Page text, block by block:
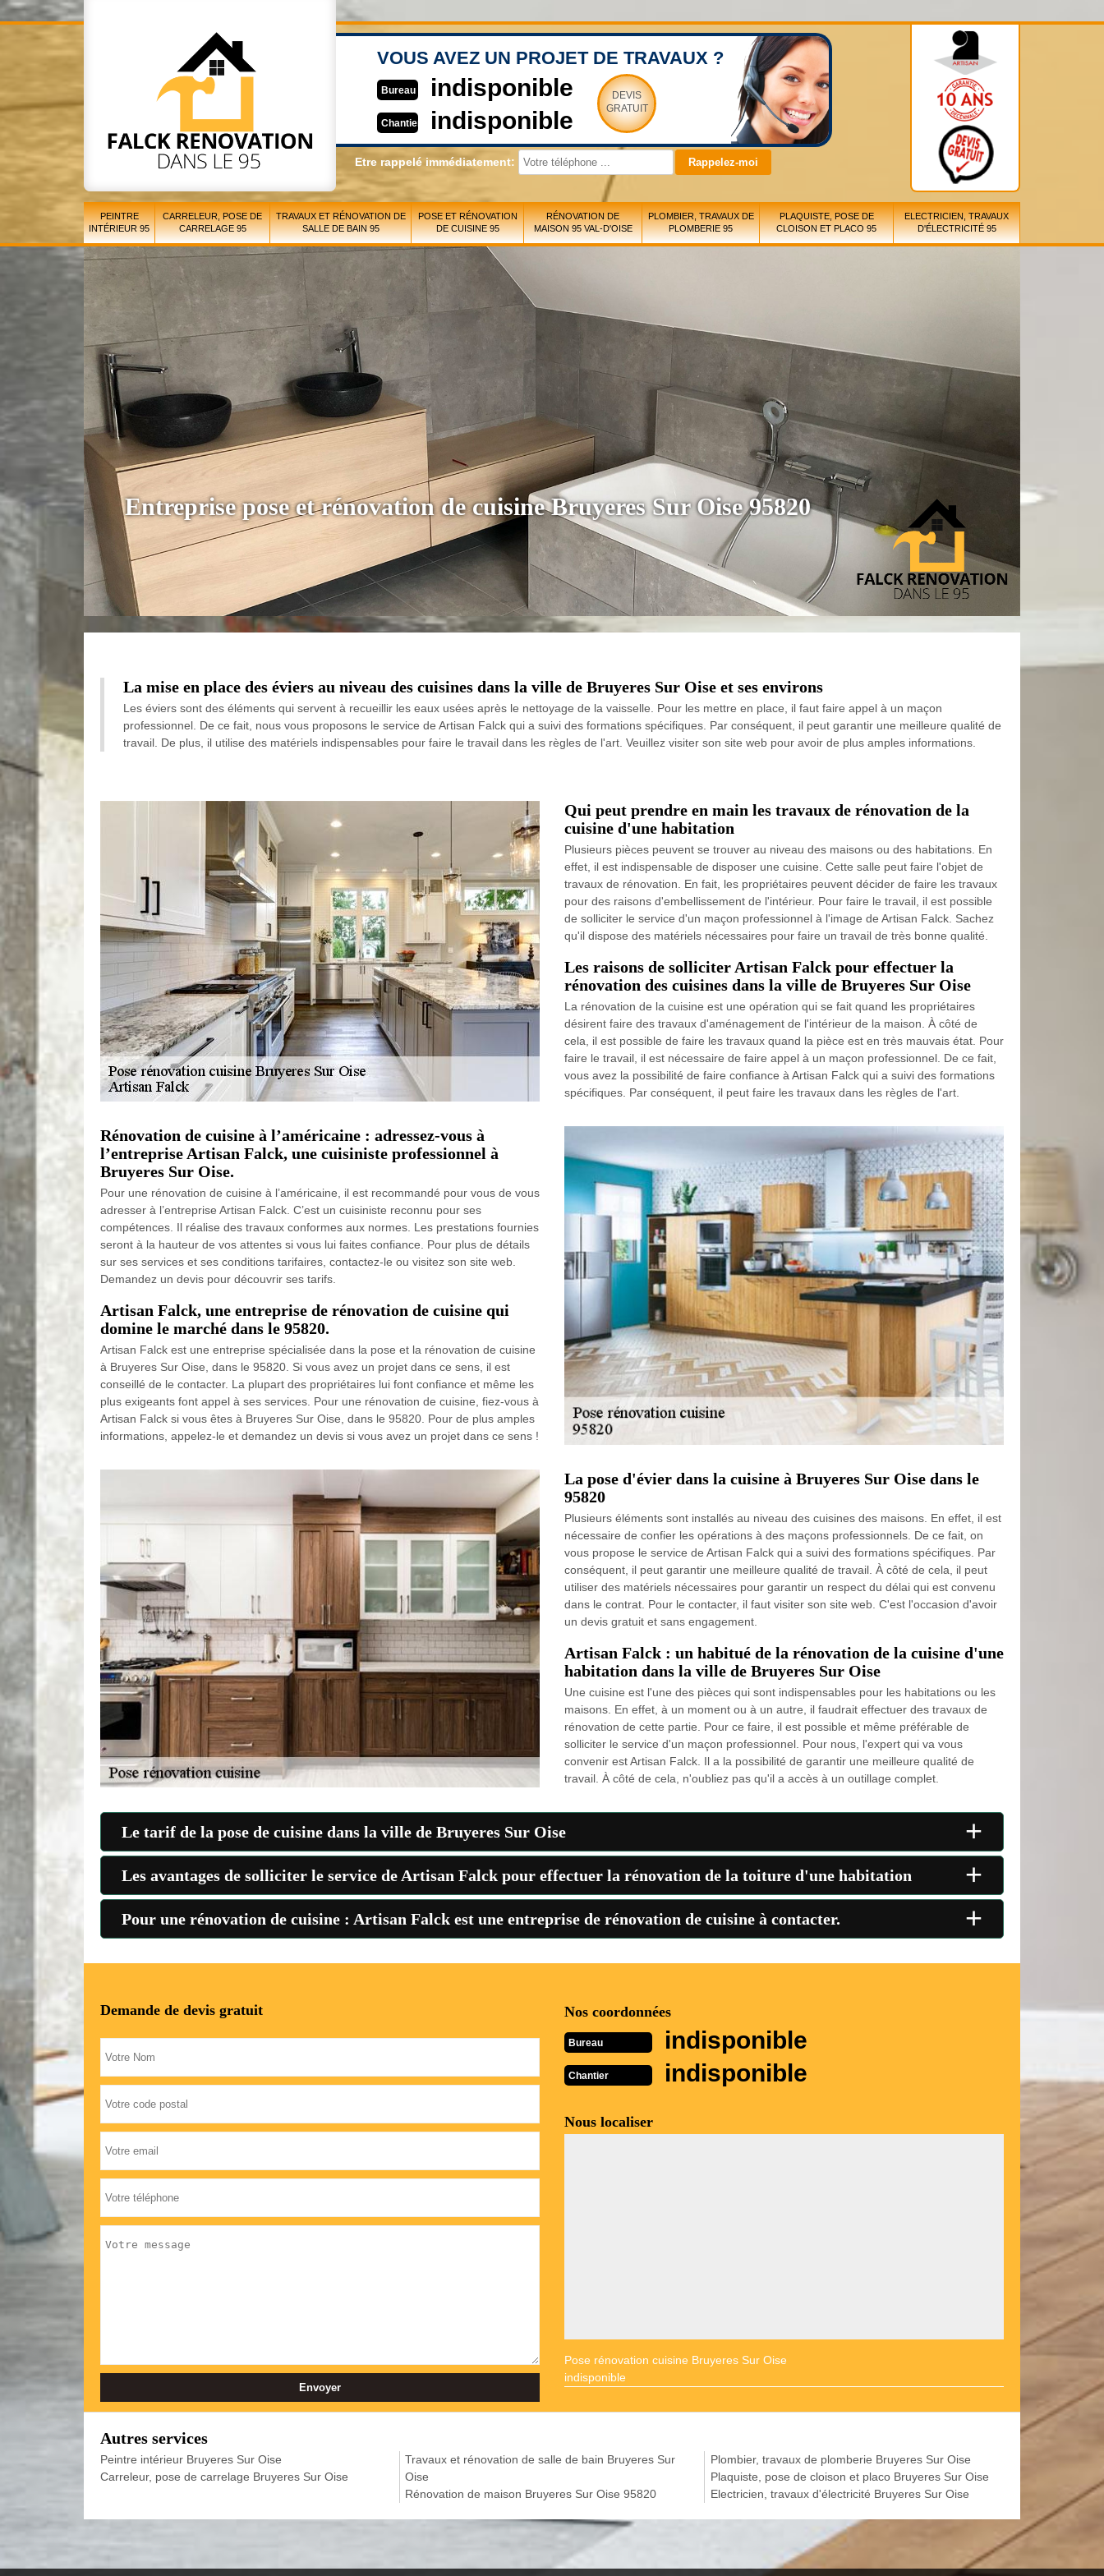
VOUS AVEZ UN PROJET DE TRAVAUX ?
Bureau indisponible
Chantier indisponible
DEVIS
GRATUIT
Etre rappelé immédiatement:
PEINTRE
INTÉRIEUR 95
CARRELEUR, POSE DE
CARRELAGE 95
TRAVAUX ET RÉNOVATION DE
SALLE DE BAIN 95
POSE ET RÉNOVATION
DE CUISINE 95
RÉNOVATION DE
MAISON 95 VAL-D'OISE
PLOMBIER, TRAVAUX DE
PLOMBERIE 95
PLAQUISTE, POSE DE
CLOISON ET PLACO 95
ELECTRICIEN, TRAVAUX
D'ÉLECTRICITÉ 95
Entreprise pose et rénovation de cuisine Bruyeres Sur Oise 95820
La mise en place des éviers au niveau des cuisines dans la ville de Bruyeres Sur Oise et ses environs
Les éviers sont des éléments qui servent à recueillir les eaux usées après le nettoyage de la vaisselle. Pour les mettre en place, il faut faire appel à un maçon
professionnel. De ce fait, nous vous proposons le service de Artisan Falck qui a suivi des formations spécifiques. Par conséquent, il peut garantir une meilleure qualité de
travail. De plus, il utilise des matériels indispensables pour faire le travail dans les règles de l'art. Veuillez visiter son site web pour avoir de plus amples informations.
Qui peut prendre en main les travaux de rénovation de la
cuisine d'une habitation
Plusieurs pièces peuvent se trouver au niveau des maisons ou des habitations. En
effet, il est indispensable de disposer une cuisine. Cette salle peut faire l'objet de
travaux de rénovation. En fait, les propriétaires peuvent décider de faire les travaux
pour des raisons d'embellissement de l'intérieur. Pour faire le travail, il est possible
de solliciter le service d'un maçon professionnel à l'image de Artisan Falck. Sachez
qu'il dispose des matériels nécessaires pour faire un travail de très bonne qualité.
Les raisons de solliciter Artisan Falck pour effectuer la
rénovation des cuisines dans la ville de Bruyeres Sur Oise
La rénovation de la cuisine est une opération qui se fait quand les propriétaires
désirent faire des travaux d'aménagement de l'intérieur de la maison. À côté de
cela, il est possible de faire les travaux quand la pièce est en très mauvais état. Pour
faire le travail, il est nécessaire de faire appel à un maçon professionnel. De ce fait,
vous avez la possibilité de faire confiance à Artisan Falck qui a suivi des formations
spécifiques. Par conséquent, il peut faire les travaux dans les règles de l'art.
Rénovation de cuisine à l’américaine : adressez-vous à
l’entreprise Artisan Falck, une cuisiniste professionnel à
Bruyeres Sur Oise.
Pour une rénovation de cuisine à l’américaine, il est recommandé pour vous de vous
adresser à l’entreprise Artisan Falck. C’est un cuisiniste reconnu pour ses
compétences. Il réalise des travaux conformes aux normes. Les prestations fournies
seront à la hauteur de vos attentes si vous lui faites confiance. Pour plus de détails
sur ses services et ses conditions tarifaires, contactez-le ou visitez son site web.
Demandez un devis pour découvrir ses tarifs.
Artisan Falck, une entreprise de rénovation de cuisine qui
domine le marché dans le 95820.
Artisan Falck est une entreprise spécialisée dans la pose et la rénovation de cuisine
à Bruyeres Sur Oise, dans le 95820. Si vous avez un projet dans ce sens, il est
conseillé de le contacter. La plupart des propriétaires lui font confiance et même les
plus exigeants font appel à ses services. Pour une rénovation de cuisine, fiez-vous à
Artisan Falck si vous êtes à Bruyeres Sur Oise, dans le 95820. Pour de plus amples
informations, appelez-le et demandez un devis si vous avez un projet dans ce sens !
La pose d'évier dans la cuisine à Bruyeres Sur Oise dans le
95820
Plusieurs éléments sont installés au niveau des cuisines des maisons. En effet, il est
nécessaire de confier les opérations à des maçons professionnels. De ce fait, on
vous propose le service de Artisan Falck qui a suivi des formations spécifiques. Par
conséquent, il peut garantir une meilleure qualité de travail. À côté de cela, il peut
utiliser des matériels nécessaires pour garantir un respect du délai qui est convenu
dans le contrat. Pour le contacter, il faut visiter son site web. C'est l'occasion d'avoir
un devis gratuit et sans engagement.
Artisan Falck : un habitué de la rénovation de la cuisine d'une
habitation dans la ville de Bruyeres Sur Oise
Une cuisine est l'une des pièces qui sont indispensables pour les habitations ou les
maisons. En effet, à un moment ou à un autre, il faudrait effectuer des travaux de
rénovation de cette partie. Pour ce faire, il est possible et même préférable de
solliciter le service d'un maçon professionnel. Pour nous, l'expert qui va vous
convenir est Artisan Falck. Il a la possibilité de garantir une meilleure qualité de
travail. À côté de cela, n'oubliez pas qu'il a accès à un outillage complet.
Le tarif de la pose de cuisine dans la ville de Bruyeres Sur Oise +
Les avantages de solliciter le service de Artisan Falck pour effectuer la rénovation de la toiture d'une habitation +
Pour une rénovation de cuisine : Artisan Falck est une entreprise de rénovation de cuisine à contacter. +
Demande de devis gratuit Nos coordonnées
Bureau indisponible
Chantier indisponible
Nous localiser
Pose rénovation cuisine Bruyeres Sur Oise
indisponible
Autres services
Peintre intérieur Bruyeres Sur Oise
Carreleur, pose de carrelage Bruyeres Sur Oise
Travaux et rénovation de salle de bain Bruyeres Sur
Oise
Rénovation de maison Bruyeres Sur Oise 95820
Plombier, travaux de plomberie Bruyeres Sur Oise
Plaquiste, pose de cloison et placo Bruyeres Sur Oise
Electricien, travaux d'électricité Bruyeres Sur Oise